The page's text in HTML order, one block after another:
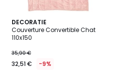
DECORATIE
Couverture Convertible Chat
110x150
35,90 €
32,51 € -9%
5
/
5